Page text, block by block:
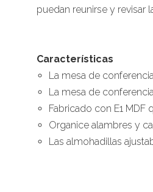
puedan reunirse y revisar
Características
La mesa de
La mesa de
Fabricado con E1
Organice alambres y
Las almohadillas